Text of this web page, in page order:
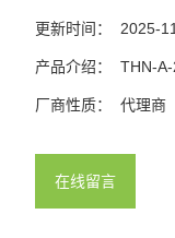
更新时间： 2025-
产品介绍： THN-
厂商性质： 代理商
在线留言